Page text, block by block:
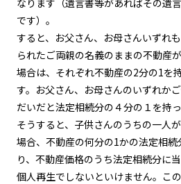
です）。
すると、お父さん、お母さんいずれ
られたご両親の名義のままの不動産
場合は、それぞれ不動産の2分の1を
す。お父さん、お母さんのいずれか
だいだと法定相続分の４分の１を持
そうすると、子供さんのうちの一人
場合、不動産の何分の1かの法定相
り、不動産価格のうち法定相続分に
個人再生でしないといけません。こ